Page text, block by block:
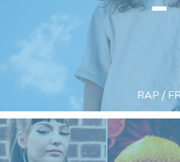
RAP /